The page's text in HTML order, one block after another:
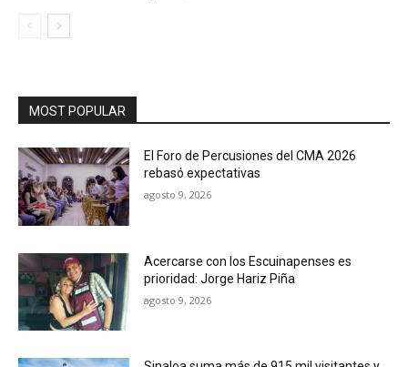
MOST POPULAR
El Foro de Percusiones del CMA 2026
rebasó expectativas
agosto 9, 2026
Acercarse con los Escuinapenses es
prioridad: Jorge Hariz Piña
agosto 9, 2026